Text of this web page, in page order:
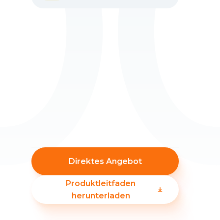
Direktes Angebot
Produktleitfaden
herunterladen